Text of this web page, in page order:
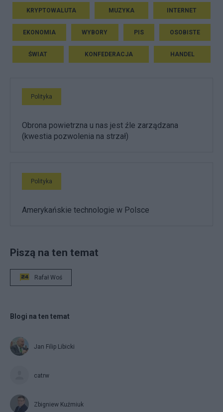
KRYPTOWALUTA MUZYKA INTERNET
EKONOMIA WYBORY PIS OSOBISTE
ŚWIAT KONFEDERACJA HANDEL
Polityka
Obrona powietrzna u nas jest źle zarządzana
(kwestia pozwolenia na strzał)
Polityka
Amerykańskie technologie w Polsce
Piszą na ten temat
Rafał Woś
Blogi na ten temat
Jan Filip Libicki
catrw
Zbigniew Kuźmiuk